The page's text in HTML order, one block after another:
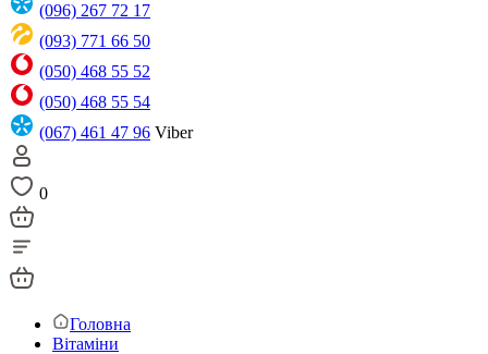
(096) 267 72 17
(093) 771 66 50
(050) 468 55 52
(050) 468 55 54
(067) 461 47 96 Viber
0
Головна
Вітаміни